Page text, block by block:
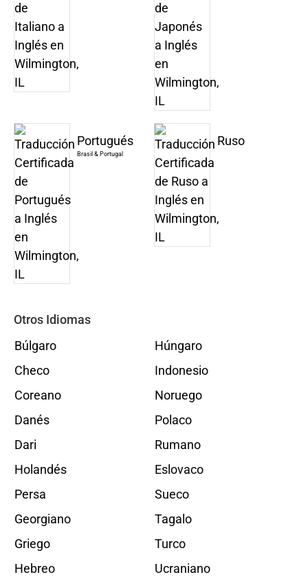
Portugués
Brasil & Portugal
Ruso
Otros Idiomas
Búlgaro
Checo
Coreano
Danés
Dari
Holandés
Persa
Georgiano
Griego
Hebreo
Húngaro
Indonesio
Noruego
Polaco
Rumano
Eslovaco
Sueco
Tagalo
Turco
Ucraniano